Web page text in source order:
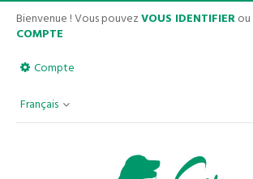
Bienvenue ! Vous pouvezVOUS IDENTIFIERou
COMPTE
Compte
Français